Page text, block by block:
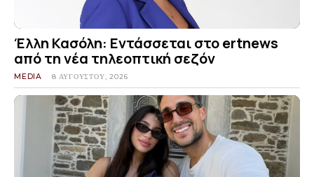
Έλλη Κασόλη: Εντάσσεται στο ertnews
από τη νέα τηλεοπτική σεζόν
MEDIA 8 ΑΥΓΟΎΣΤΟΥ, 2026